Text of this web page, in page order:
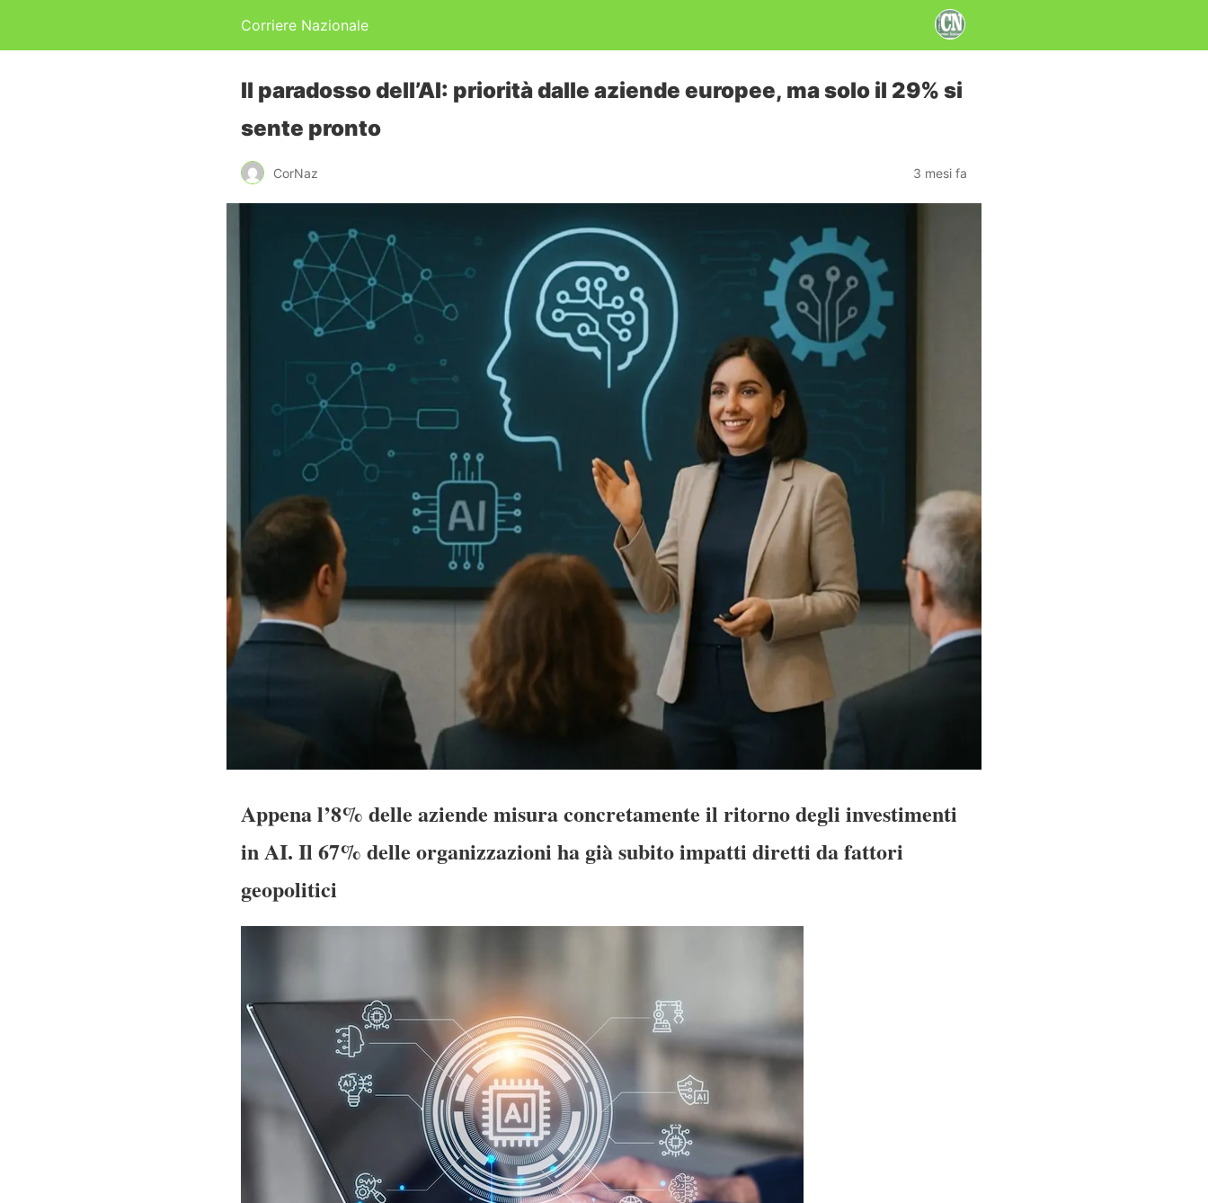
Corriere Nazionale
Il paradosso dell’AI: priorità dalle aziende europee, ma solo il 29% si
sente pronto
CorNaz 3 mesi fa
Appena l’8% delle aziende misura concretamente il ritorno degli investimenti
in AI. Il 67% delle organizzazioni ha già subito impatti diretti da fattori
geopolitici